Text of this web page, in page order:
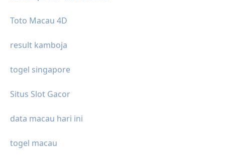
Toto Macau 4D
result kamboja
togel singapore
Situs Slot Gacor
data macau hari ini
togel macau